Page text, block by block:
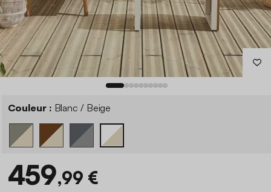
Couleur : Blanc / Beige
459,99 €